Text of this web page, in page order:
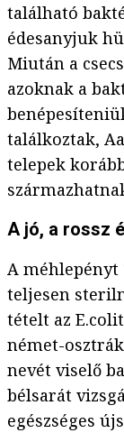
található
édesanyjuk
Miután a
azoknak a
találkoztak,
telepek
A jó, a rossz
A méhlepényt
teljesen
tételt az
német-
nevét viselő
bélsarát
egészséges